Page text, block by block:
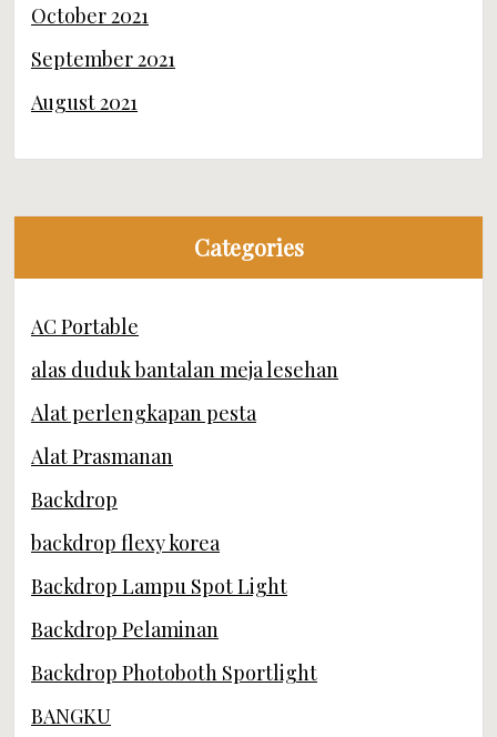
October 2021
September 2021
August 2021
Categories
AC Portable
alas duduk bantalan meja lesehan
Alat perlengkapan pesta
Alat Prasmanan
Backdrop
backdrop flexy korea
Backdrop Lampu Spot Light
Backdrop Pelaminan
Backdrop Photoboth Sportlight
BANGKU